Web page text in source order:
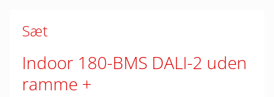
Sæt
Indoor 180-BMS DALI-2 uden
ramme